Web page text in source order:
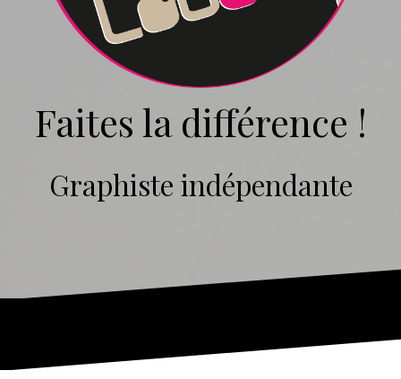
Faites la différence !
Graphiste indépendante